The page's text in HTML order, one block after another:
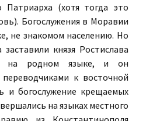
Патриарха (хотя тогда это
Богослужения в Моравии
не знакомом населению. Но
князя Ростислава
на родном языке, и он
к восточной
и богослужение крещаемых
на языках местного